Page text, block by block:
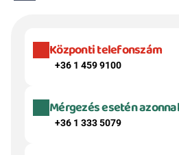
Központi telefonszám
+36 1 459 9100
Mérgezés esetén
+36 1 333 5079